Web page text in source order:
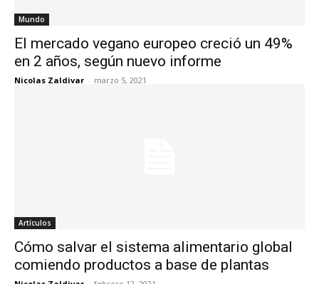
Mundo
El mercado vegano europeo creció un 49%
en 2 años, según nuevo informe
Nicolas Zaldivar - marzo 5, 2021
Artículos
Cómo salvar el sistema alimentario global
comiendo productos a base de plantas